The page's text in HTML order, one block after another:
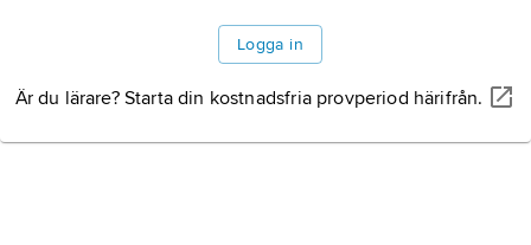
Logga in
Är du lärare? Starta din kostnadsfria provperiod härifrån.